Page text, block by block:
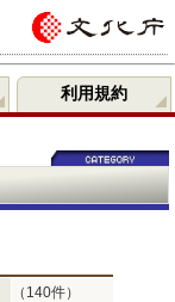
利用規約
（140件）